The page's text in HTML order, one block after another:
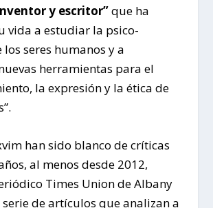
y escritor”que ha
vida a estudiar la psico-
seres humanos y a
herramientas para el
la expresión y la ética de
han sido blanco de críticas
al menos desde 2012,
Times Union de Albany
de artículos que analizan a